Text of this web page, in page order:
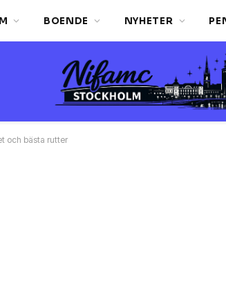
BOENDE NYHETER
och bästa rutter